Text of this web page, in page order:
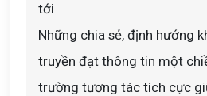
tới
Những chia sẻ, định hướng
truyền đạt thông tin một
trường tương tác tích cực